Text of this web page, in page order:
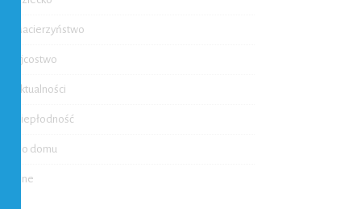
Macierzyństwo
Ojcostwo
Aktualności
Niepłodność
Do domu
Inne